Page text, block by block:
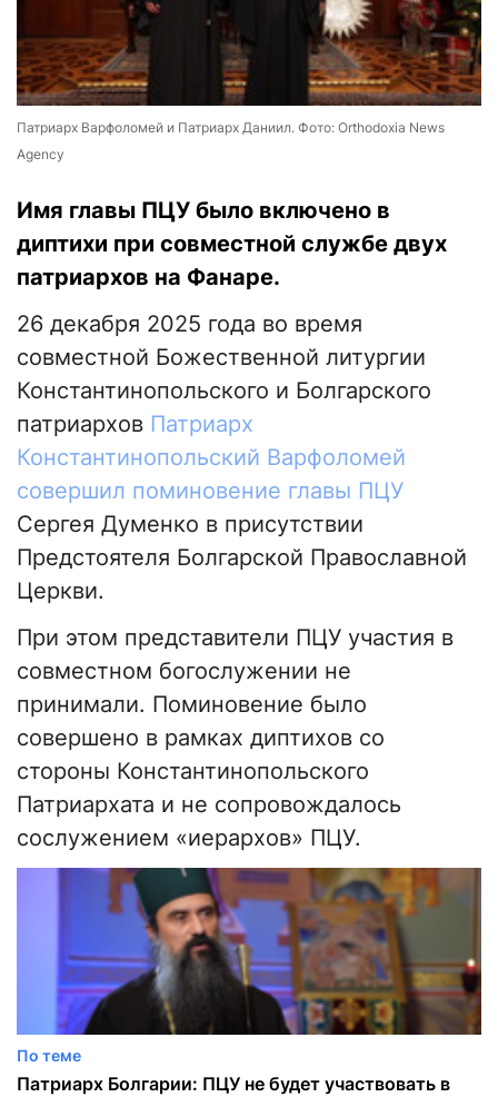
Патриарх Варфоломей и Патриарх Даниил. Фото: Orthodoxia News
Agency
Имя главы ПЦУ было включено в
диптихи при совместной службе двух
патриархов на Фанаре.
26 декабря 2025 года во время
совместной Божественной литургии
Константинопольского и Болгарского
патриархов Патриарх
Константинопольский Варфоломей
совершил поминовение главы ПЦУ
Сергея Думенко в присутствии
Предстоятеля Болгарской Православной
Церкви.
При этом представители ПЦУ участия в
совместном богослужении не
принимали. Поминовение было
совершено в рамках диптихов со
стороны Константинопольского
Патриархата и не сопровождалось
сослужением «иерархов» ПЦУ.
По теме
Патриарх Болгарии: ПЦУ не будет участвовать в